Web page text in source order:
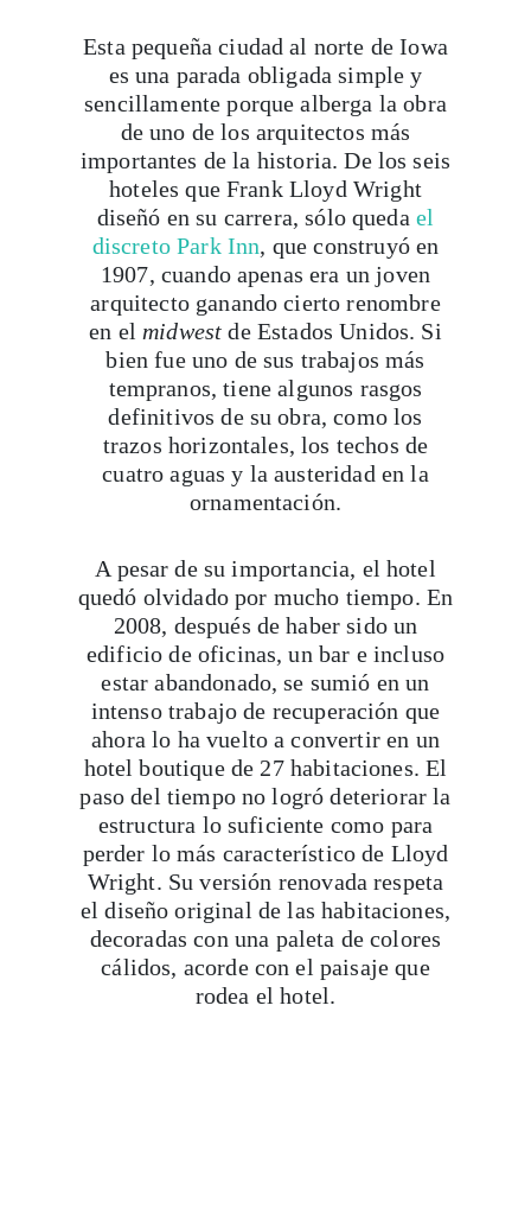
Esta pequeña ciudad al norte de Iowa
es una parada obligada simple y
sencillamente porque alberga la obra
de uno de los arquitectos más
importantes de la historia. De los seis
hoteles que Frank Lloyd Wright
diseñó en su carrera, sólo queda el
discreto Park Inn, que construyó en
1907, cuando apenas era un joven
arquitecto ganando cierto renombre
en el midwest de Estados Unidos. Si
bien fue uno de sus trabajos más
tempranos, tiene algunos rasgos
definitivos de su obra, como los
trazos horizontales, los techos de
cuatro aguas y la austeridad en la
ornamentación.
A pesar de su importancia, el hotel
quedó olvidado por mucho tiempo. En
2008, después de haber sido un
edificio de oficinas, un bar e incluso
estar abandonado, se sumió en un
intenso trabajo de recuperación que
ahora lo ha vuelto a convertir en un
hotel boutique de 27 habitaciones. El
paso del tiempo no logró deteriorar la
estructura lo suficiente como para
perder lo más característico de Lloyd
Wright. Su versión renovada respeta
el diseño original de las habitaciones,
decoradas con una paleta de colores
cálidos, acorde con el paisaje que
rodea el hotel.